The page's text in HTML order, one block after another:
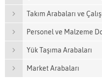
Takım Arabaları ve
Personel ve Malzeme
Yük Taşıma Arabaları
Market Arabaları